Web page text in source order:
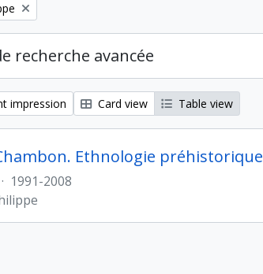
recherche avancée
impression Card view Table view
Ethnologie préhistorique
· 1991-2008